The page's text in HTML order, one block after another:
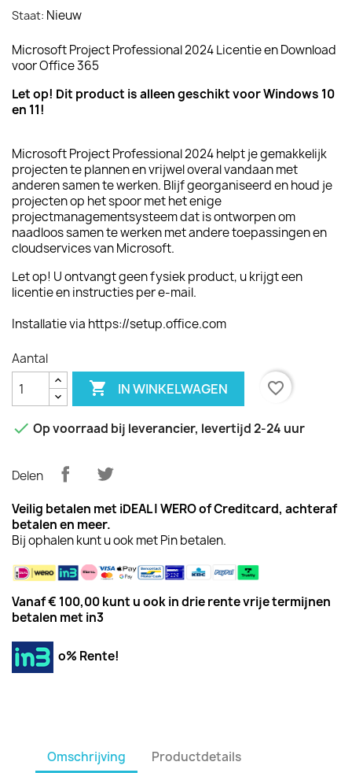
Staat: Nieuw
Microsoft Project Professional 2024 Licentie en Download
voor Office 365
Let op! Dit product is alleen geschikt voor Windows 10
en 11!
Microsoft Project Professional 2024 helpt je gemakkelijk
projecten te plannen en vrijwel overal vandaan met
anderen samen te werken. Blijf georganiseerd en houd je
projecten op het spoor met het enige
projectmanagementsysteem dat is ontworpen om
naadloos samen te werken met andere toepassingen en
cloudservices van Microsoft.
Let op! U ontvangt geen fysiek product, u krijgt een
licentie en instructies per e-mail.
Installatie via https://setup.office.com
Aantal
 IN WINKELWAGEN favorite_border
 Op voorraad bij leverancier, levertijd 2-24 uur
Delen
Veilig betalen met iDEAL | WERO of Creditcard, achteraf
betalenen meer.
Bij ophalen kunt u ook met Pin betalen.
Vanaf € 100,00 kunt u ook in drie rente vrije termijnen
betalen met in3
o% Rente!
Omschrijving
Productdetails